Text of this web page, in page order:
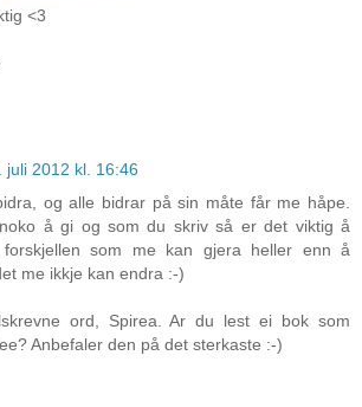
<3
juli 2012 kl. 16:46
og alle bidrar på sin måte får me håpe.
å gi og som du skriv så er det viktig å
som me kan gjera heller enn å
me ikkje kan endra :-)
ord, Spirea. Ar du lest ei bok som
Anbefaler den på det sterkaste :-)